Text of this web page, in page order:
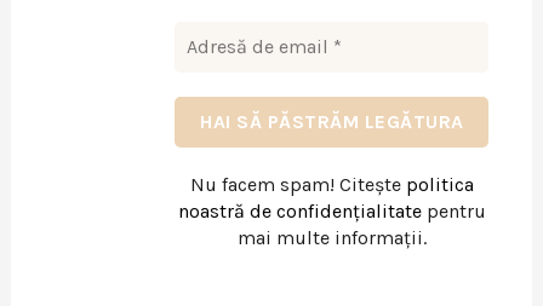
Nu facem spam! Citește politica
noastră de confidențialitatepentru
mai multe informații.